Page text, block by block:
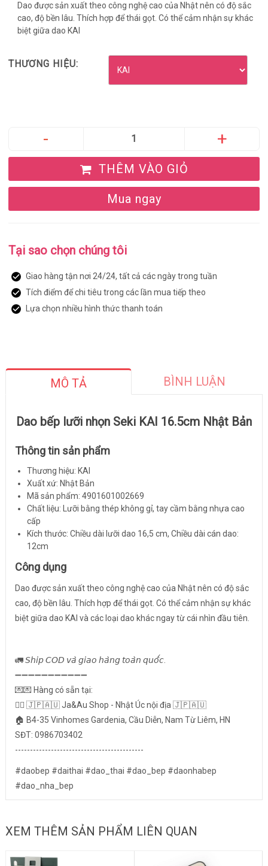
Dao được sản xuất theo công nghệ cao của Nhật nên có độ sắc
cao, độ bền lâu. Thích hợp để thái gọt. Có thể cảm nhận sự khác
biệt giữa dao KAI
THƯƠNG HIỆU:
THÊM VÀO GIỎ
Mua ngay
Tại sao chọn chúng tôi
Giao hàng tận nơi 24/24, tất cả các ngày trong tuần
Tích điểm để chi tiêu trong các lần mua tiếp theo
Lựa chọn nhiều hình thức thanh toán
MÔ TẢ BÌNH LUẬN
Dao bếp lưỡi nhọn Seki KAI 16.5cm Nhật Bản
Thông tin sản phẩm
Thương hiệu: KAI
Xuất xứ: Nhật Bản
Mã sản phẩm: 4901601002669
Chất liệu: Lưỡi bằng thép không gỉ, tay cầm bằng nhựa cao
cấp
Kích thước: Chiều dài lưỡi dao 16,5 cm, Chiều dài cán dao:
12cm
Công dụng
Dao được sản xuất theo công nghệ cao của Nhật nên có độ sắc
cao, độ bền lâu. Thích hợp để thái gọt. Có thể cảm nhận sự khác
biệt giữa dao KAI và các loại dao khác ngay từ cái nhìn đầu tiên.
🚛 𝘚𝘩𝘪𝘱 𝘊𝘖𝘋 𝘷𝘢̀ 𝘨𝘪𝘢𝘰 𝘩𝘢̀𝘯𝘨 𝘵𝘰𝘢̀𝘯 𝘲𝘶𝘰̂́𝘤.
➖➖➖➖➖➖➖➖➖➖➖
💌💌 Hàng có sẵn tại:
👉🏻 🇯🇵🇦🇺 Ja&Au Shop - Nhật Úc nội địa 🇯🇵🇦🇺
🏠 B4-35 Vinhomes Gardenia, Cầu Diễn, Nam Từ Liêm, HN
SĐT: 0986703402
-------------------------------------------
#daobep #daithai #dao_thai #dao_bep #daonhabep
#dao_nha_bep
XEM THÊM SẢN PHẨM LIÊN QUAN